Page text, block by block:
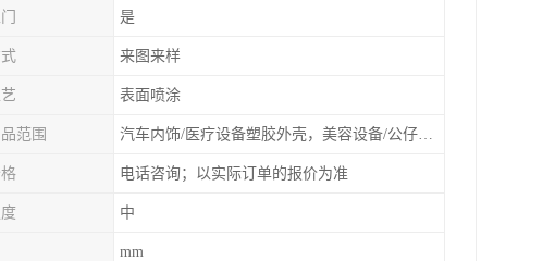
是
来图来样
表面喷涂
范围 汽车内饰/医疗设备塑胶外壳，美容设备/公仔动漫
电话咨询；以实际订单的报价为准
中
mm